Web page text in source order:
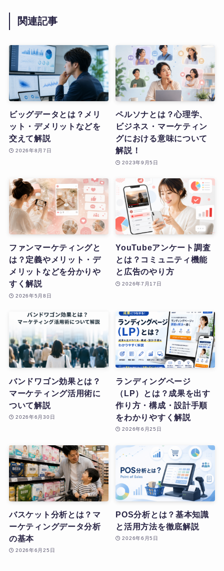
関連記事
ビッグデータとは？メリ
ット・デメリットなどを
交えて解説
2026年8月7日
ペルソナとは？心理学、
ビジネス・マーケティン
グにおける意味について
解説！
2023年9月5日
ファンマーケティングと
は？定義やメリット・デ
メリットなどを分かりや
すく解説
2026年5月8日
YouTubeアンケート調査
とは？コミュニティ機能
と広告のやり方
2026年7月17日
バンドワゴン効果とは？
マーケティング活用術に
ついて解説
2026年6月30日
ランディングページ
（LP）とは？成果を出す
作り方・構成・設計手順
をわかりやすく解説
2026年6月25日
バスケット分析とは？マ
ーケティングデータ分析
の基本
2026年6月25日
POS分析とは？基本知識
と活用方法を徹底解説
2026年6月5日